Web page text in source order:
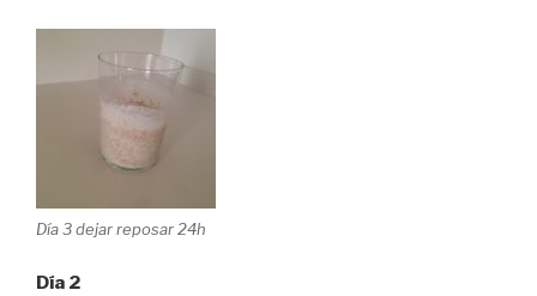
Día 3 dejar reposar 24h
Día 2